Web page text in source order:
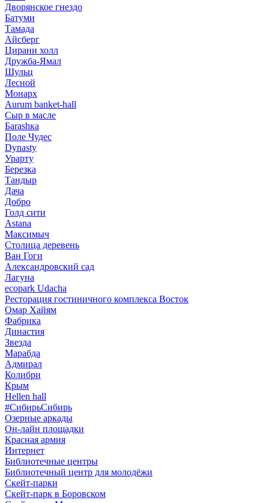
Дворянское гнездо
Батуми
Тамада
Айсберг
Цирани холл
Дружба-Ямал
Шульц
Лесной
Монарх
Aurum banket-hall
Сыр в масле
Баrаshка
Поле Чудес
Dynasty
Урарту
Березка
Тандыр
Дача
Добро
Голд сити
Astana
Максимыч
Столица деревень
Ван Гоги
Александровский сад
Лагуна
ecopark Udacha
Ресторация гостиничного комплекса Восток
Омар Хайям
Фабрика
Династия
Звезда
Марабда
Адмирал
Колибри
Крым
Hellen hall
#СибирьСибирь
Озерные аркады
Он-лайн площадки
Красная армия
Интернет
Библиотечные центры
Библиотечный центр для молодёжи
Скейт-парки
Скейт-парк в Боровском